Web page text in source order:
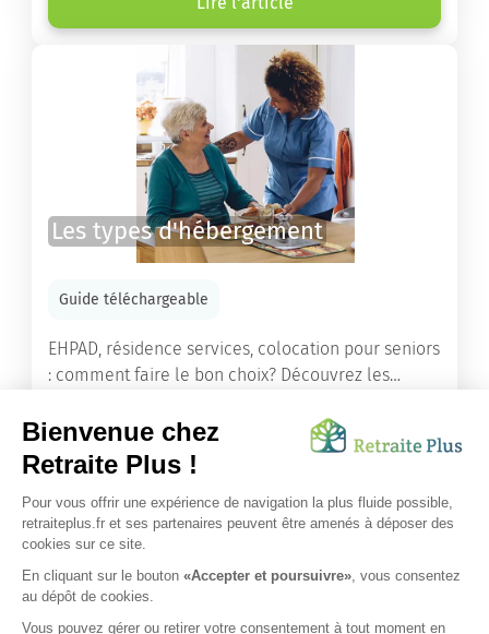
Les types d'hébergement
Guide téléchargeable
EHPAD, résidence services, colocation pour seniors
: comment faire le bon choix? Découvrez les
ainés.
Lire l'article
Vous avez besoin d’une aide de nos équipes ?
Obtenir les tarifs & disponibilités